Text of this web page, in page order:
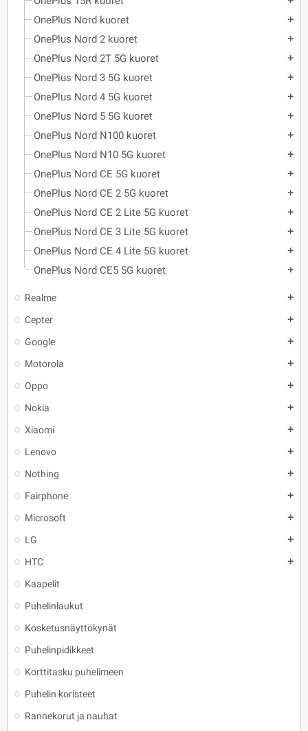
OnePlus Nord kuoret add
OnePlus Nord 2 kuoret add
OnePlus Nord 2T 5G kuoret add
OnePlus Nord 3 5G kuoret add
OnePlus Nord 4 5G kuoret add
OnePlus Nord 5 5G kuoret add
OnePlus Nord N100 kuoret add
OnePlus Nord N10 5G kuoret add
OnePlus Nord CE 5G kuoret add
OnePlus Nord CE 2 5G kuoret add
OnePlus Nord CE 2 Lite 5G kuoret add
OnePlus Nord CE 3 Lite 5G kuoret add
OnePlus Nord CE 4 Lite 5G kuoret add
OnePlus Nord CE5 5G kuoret add
Realme add
Cepter add
Google add
Motorola add
Oppo add
Nokia add
Xiaomi add
Lenovo add
Nothing add
Fairphone add
Microsoft add
LG add
HTC add
Kaapelit
Puhelinlaukut
Kosketusnäyttökynät
Puhelinpidikkeet
Korttitasku puhelimeen
Puhelin koristeet
Rannekorut ja nauhat